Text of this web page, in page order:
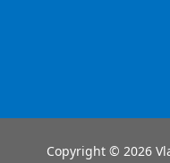
Copyright © 2026